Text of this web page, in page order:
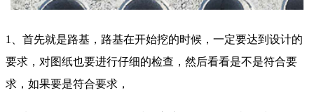
1、首先就是路基，路基在开始挖的时候，一定要达到设计的
要求，对图纸也要进行仔细的检查，然后看看是不是符合要
求，如果要是符合要求，